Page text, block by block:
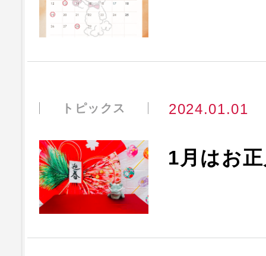
トピックス 2024.01.01
1月はお